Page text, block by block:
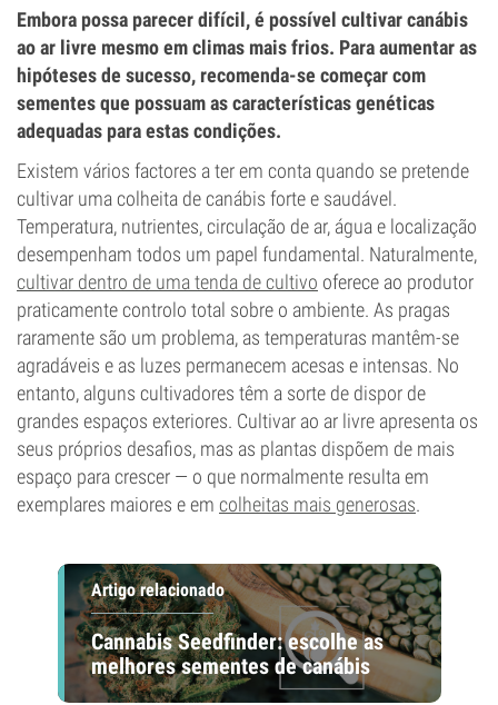
Embora possa parecer difícil, é possível cultivar canábis
ao ar livre mesmo em climas mais frios. Para aumentar as
hipóteses de sucesso, recomenda-se começar com
sementes que possuam as características genéticas
adequadas para estas condições.
Existem vários factores a ter em conta quando se pretende
cultivar uma colheita de canábis forte e saudável.
Temperatura, nutrientes, circulação de ar, água e localização
desempenham todos um papel fundamental. Naturalmente,
cultivar dentro de uma tenda de cultivo oferece ao produtor
praticamente controlo total sobre o ambiente. As pragas
raramente são um problema, as temperaturas mantêm-se
agradáveis e as luzes permanecem acesas e intensas. No
entanto, alguns cultivadores têm a sorte de dispor de
grandes espaços exteriores. Cultivar ao ar livre apresenta os
seus próprios desafios, mas as plantas dispõem de mais
espaço para crescer — o que normalmente resulta em
exemplares maiores e em colheitas mais generosas.
Artigo relacionado
Cannabis Seedfinder: escolhe as
melhores sementes de canábis